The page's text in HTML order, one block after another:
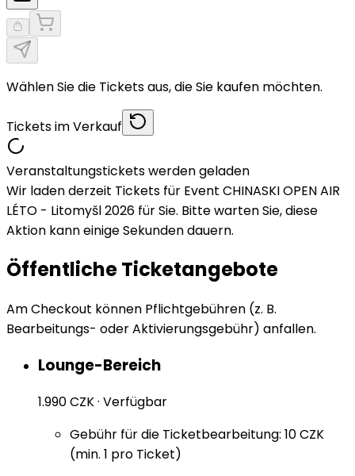
Wählen Sie die Tickets aus, die Sie kaufen möchten.
Tickets im Verkauf
Veranstaltungstickets werden geladen
Wir laden derzeit Tickets für Event CHINASKI OPEN AIR
LÉTO - Litomyšl 2026 für Sie. Bitte warten Sie, diese
Aktion kann einige Sekunden dauern.
Öffentliche Ticketangebote
Am Checkout können Pflichtgebühren (z. B.
Bearbeitungs- oder Aktivierungsgebühr) anfallen.
Lounge-Bereich
1.990 CZK· Verfügbar
Gebühr für die Ticketbearbeitung: 10 CZK
(min. 1 pro Ticket)